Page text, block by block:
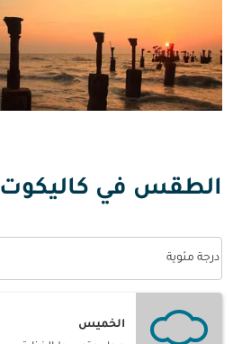
الطقس في كاليكوت
درجة مئوية
الخميس